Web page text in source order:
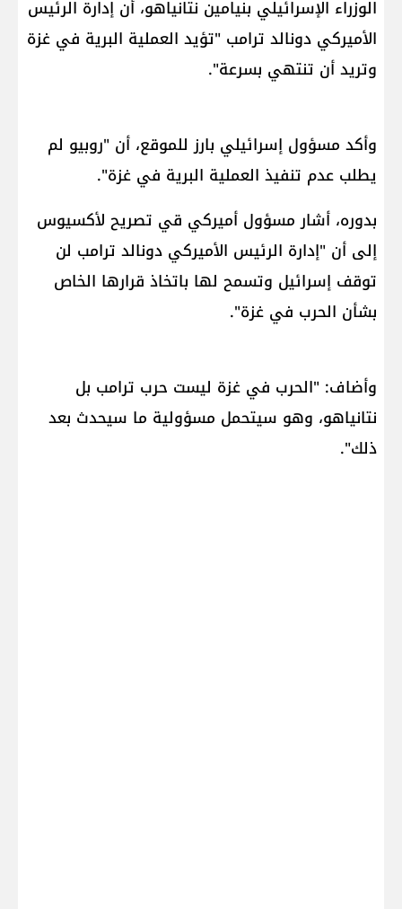
الوزراء الإسرائيلي بنيامين نتانياهو، أن إدارة الرئيس
الأميركي دونالد ترامب "تؤيد العملية البرية في غزة
وتريد أن تنتهي بسرعة".
وأكد مسؤول إسرائيلي بارز للموقع، أن "روبيو لم
يطلب عدم تنفيذ العملية البرية في غزة".
بدوره، أشار مسؤول أميركي قي تصريح لأكسيوس
إلى أن "إدارة الرئيس الأميركي دونالد ترامب لن
توقف إسرائيل وتسمح لها باتخاذ قرارها الخاص
بشأن ​الحرب في غزة​".
وأضاف: "الحرب في غزة ليست حرب ترامب بل
نتانياهو، وهو سيتحمل مسؤولية ما سيحدث بعد
ذلك".